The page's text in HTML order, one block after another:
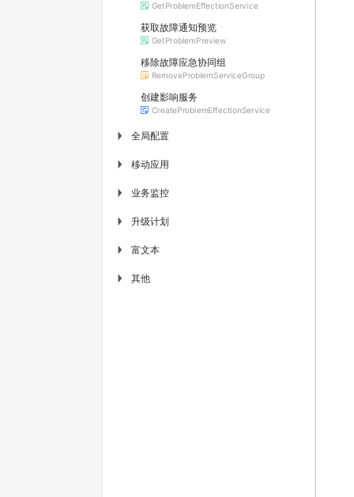
GetProblemEffectionService
获取故障通知预览
GetProblemPreview
移除故障应急协同组
RemoveProblemServiceGroup
创建影响服务
CreateProblemEffectionService
▶ 全局配置
▶ 移动应用
▶ 业务监控
▶ 升级计划
▶ 富文本
▶ 其他